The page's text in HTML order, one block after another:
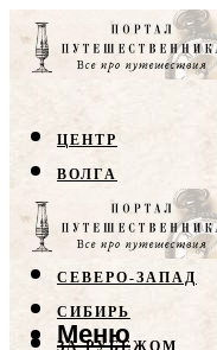
ЦЕНТР
ВОЛГА
КРЫМ
СЕВЕРНЫЙ
СЕВЕРО-ЗАПАД
СИБИРЬ
Меню